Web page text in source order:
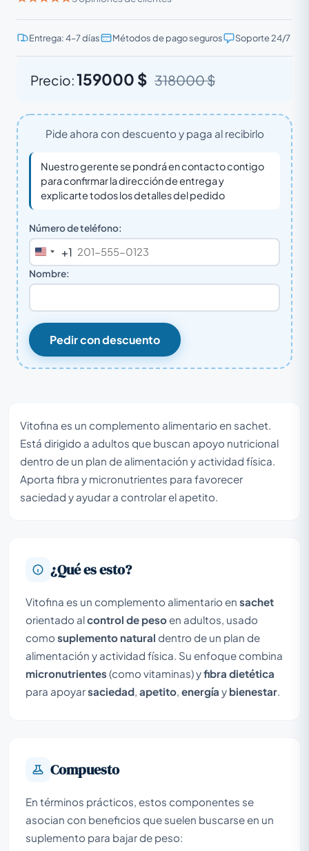
Entrega: 4–7 días Métodos de pago seguros Soporte 24/7
Precio:159000 $ 318000 $
Pide ahora con descuento y paga al recibirlo
Nuestro gerente se pondrá en contacto contigo
para confirmar la dirección de entrega y
explicarte todos los detalles del pedido
Número de teléfono:
United
States
+1
Nombre:
Pedir con descuento
Vitofina es un complemento alimentario en sachet.
Está dirigido a adultos que buscan apoyo nutricional
dentro de un plan de alimentación y actividad física.
Aporta fibra y micronutrientes para favorecer
saciedad y ayudar a controlar el apetito.
¿Qué es esto?
Vitofina es un complemento alimentario en sachet
orientado alcontrol de pesoen adultos, usado
como suplemento natural dentro de un plan de
alimentación y actividad física. Su enfoque combina
micronutrientes(como vitaminas) yfibra dietética
para apoyarsaciedad apetito energía y bienestar
Compuesto
En términos prácticos, estos componentes se
asocian con beneficios que suelen buscarse en un
suplemento para bajar de peso: